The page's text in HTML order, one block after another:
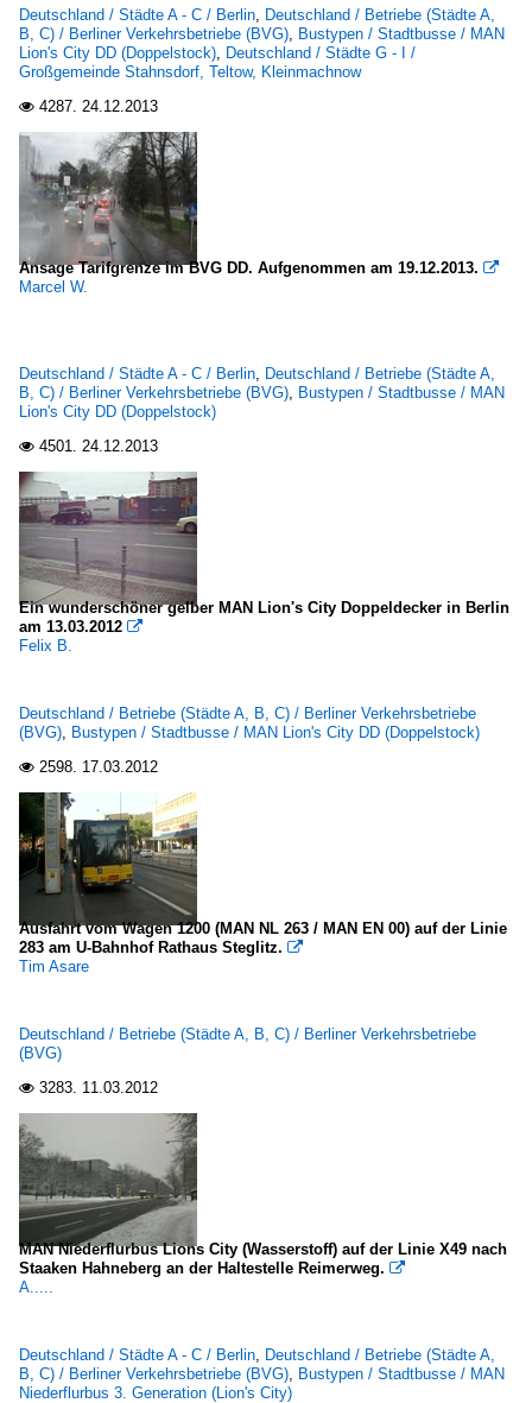
Deutschland / Städte A - C / Berlin, Deutschland / Betriebe (Städte A,
B, C) / Berliner Verkehrsbetriebe (BVG), Bustypen / Stadtbusse / MAN
Lion's City DD (Doppelstock), Deutschland / Städte G - I /
Großgemeinde Stahnsdorf, Teltow, Kleinmachnow
 4287. 24.12.2013
Ansage Tarifgrenze im BVG DD. Aufgenommen am 19.12.2013. 
Marcel W.
Deutschland / Städte A - C / Berlin, Deutschland / Betriebe (Städte A,
B, C) / Berliner Verkehrsbetriebe (BVG), Bustypen / Stadtbusse / MAN
Lion's City DD (Doppelstock)
 4501. 24.12.2013
Ein wunderschöner gelber MAN Lion's City Doppeldecker in Berlin
am 13.03.2012 
Felix B.
Deutschland / Betriebe (Städte A, B, C) / Berliner Verkehrsbetriebe
(BVG), Bustypen / Stadtbusse / MAN Lion's City DD (Doppelstock)
 2598. 17.03.2012
Ausfahrt vom Wagen 1200 (MAN NL 263 / MAN EN 00) auf der Linie
283 am U-Bahnhof Rathaus Steglitz. 
Tim Asare
Deutschland / Betriebe (Städte A, B, C) / Berliner Verkehrsbetriebe
(BVG)
 3283. 11.03.2012
MAN Niederflurbus Lions City (Wasserstoff) auf der Linie X49 nach
Staaken Hahneberg an der Haltestelle Reimerweg. 
A.....
Deutschland / Städte A - C / Berlin, Deutschland / Betriebe (Städte A,
B, C) / Berliner Verkehrsbetriebe (BVG), Bustypen / Stadtbusse / MAN
Niederflurbus 3. Generation (Lion's City)